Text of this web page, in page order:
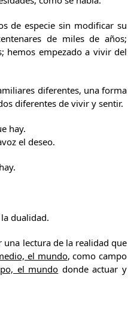
de especie sin modificar su
de miles de años;
hemos empezado a vivir del
diferentes, una forma
diferentes de vivir y sentir.
hay.
el deseo.
dualidad.
una lectura de la realidad que
el mundo, como campo
el mundo donde actuar y